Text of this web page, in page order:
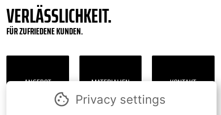
VERLÄSSLICHKEIT.
FÜR ZUFRIEDENE KUNDEN.
ANGEBOT MATERIALIEN
» KONTAKT
Privacy settings